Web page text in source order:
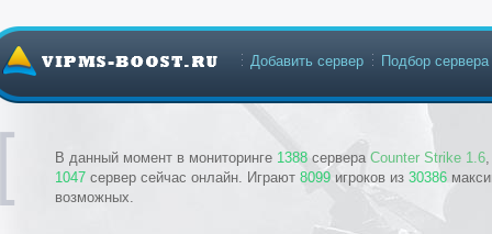
В данный момент в мониторинге 1388 сервера Counter Strike 1.6
1047 сервер сейчас онлайн. Играют 8099 игроков из 30386
возможных.
Добавить сервер Подбор сервера